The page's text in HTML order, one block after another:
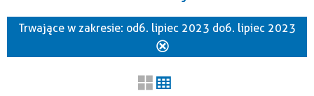
Szukana fraza
Trwające w zakresie: od 6. lipiec 2023 do 6. lipiec 2023
filtr